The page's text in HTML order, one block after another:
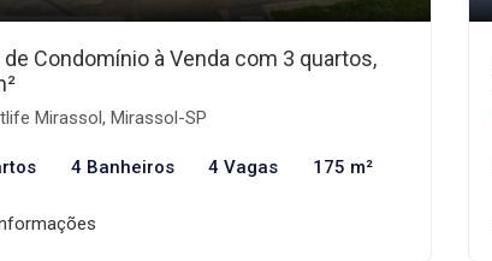
de Condomínio à Venda com 3 quartos,
Mirassol, Mirassol-SP
4 Banheiros 4 Vagas 175 m²